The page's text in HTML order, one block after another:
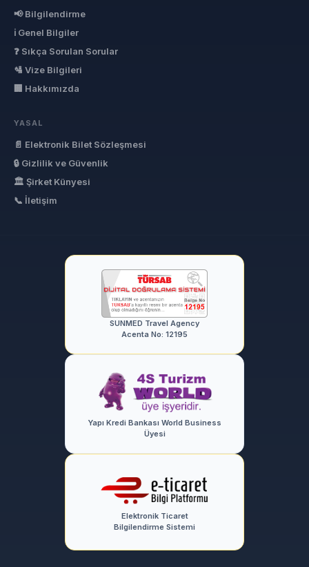
📢 Bilgilendirme
ℹ Genel Bilgiler
❓ Sıkça Sorulan Sorular
🛂 Vize Bilgileri
🏢 Hakkımızda
YASAL
📄 Elektronik Bilet Sözleşmesi
🔒 Gizlilik ve Güvenlik
🏛 Şirket Künyesi
📞 İletişim
SUNMED Travel Agency
Acenta No: 12195
Yapı Kredi Bankası World Business
Üyesi
Elektronik Ticaret
Bilgilendirme Sistemi